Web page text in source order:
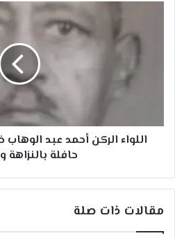
عسكرية
حافلةاللواء الركن أحمد عبد
حافلة بالنزاهة
مقالات ذات صلة